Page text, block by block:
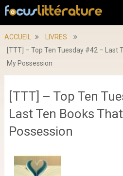
ACCUEIL
LIVRES
[TTT] – Top Ten Tuesday #42 – Last
My Possession
[TTT] – Top Ten
Last Ten Books
Possession